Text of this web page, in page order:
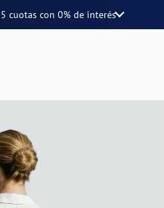
5 cuotascon 0% de interés